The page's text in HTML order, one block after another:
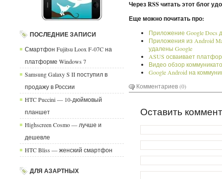
ПОСЛЕДНИЕ ЗАПИСИ
Смартфон Fujitsu Loox F-07C на
платформе Windows 7
Samsung Galaxy S II поступил в
продажу в России
HTC Puccini — 10-дюймовый
планшет
Highscreen Cosmo — лучше и
дешевле
HTC Bliss — женский смартфон
ДЛЯ АЗАРТНЫХ
Через RSS читать этот блог
Еще можно почитать про:
Приложение Google Docs
Приложения из Android
удалены Google
ASUS осваивает
Видео обзор
Google Android на
Комментариев (0)
Оставить